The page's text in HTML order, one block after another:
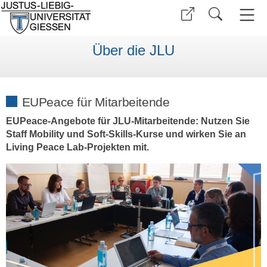
Über die JLU
EUPeace für Mitarbeitende
EUPeace-Angebote für JLU-Mitarbeitende: Nutzen Sie
Staff Mobility und Soft-Skills-Kurse und wirken Sie an
Living Peace Lab-Projekten mit.